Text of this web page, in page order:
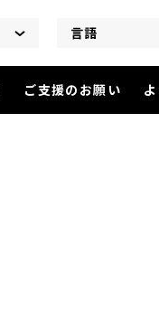
言語
ご支援のお願い